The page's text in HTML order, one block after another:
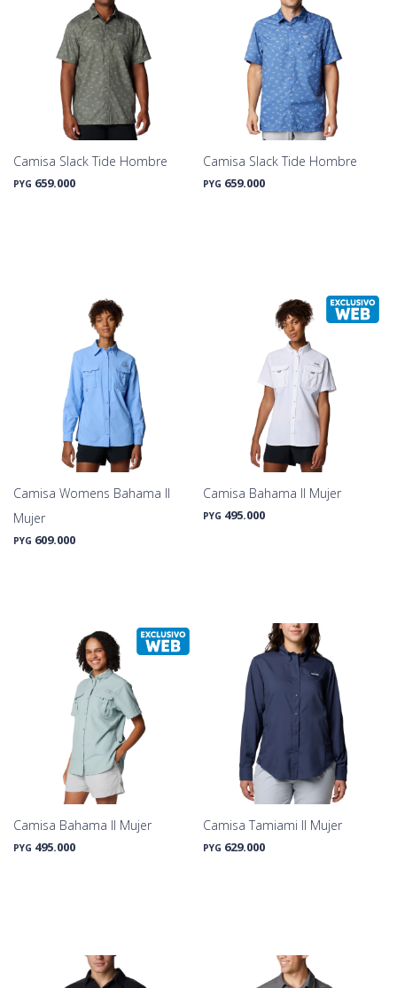
Camisa Slack Tide Hombre
PYG 659.000
Camisa Slack Tide Hombre
PYG 659.000
Camisa Womens Bahama II
Mujer
PYG 609.000
Camisa Bahama II Mujer
PYG 495.000
Camisa Bahama II Mujer
PYG 495.000
Camisa Tamiami II Mujer
PYG 629.000